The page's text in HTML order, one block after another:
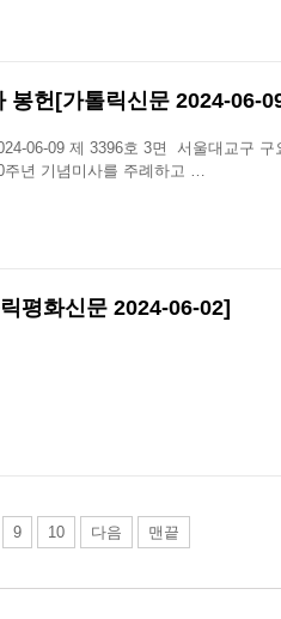
봉헌[가톨릭신문 2024-06-
06-09 제 3396호 3면​ 서울대교구
주년 기념미사를 주례하고 …
평화신문 2024-06-02]
9 10 다음 맨끝